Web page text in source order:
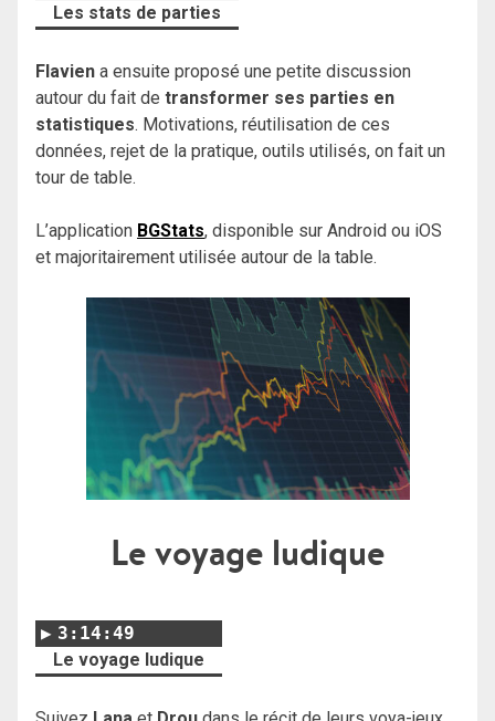
Les stats de parties
Flavien a ensuite proposé une petite discussion
autour du fait de transformer ses parties en
statistiques. Motivations, réutilisation de ces
données, rejet de la pratique, outils utilisés, on fait un
tour de table.
L’application BGStats, disponible sur Android ou iOS
et majoritairement utilisée autour de la table.
Le voyage ludique
3:14:49
Le voyage ludique